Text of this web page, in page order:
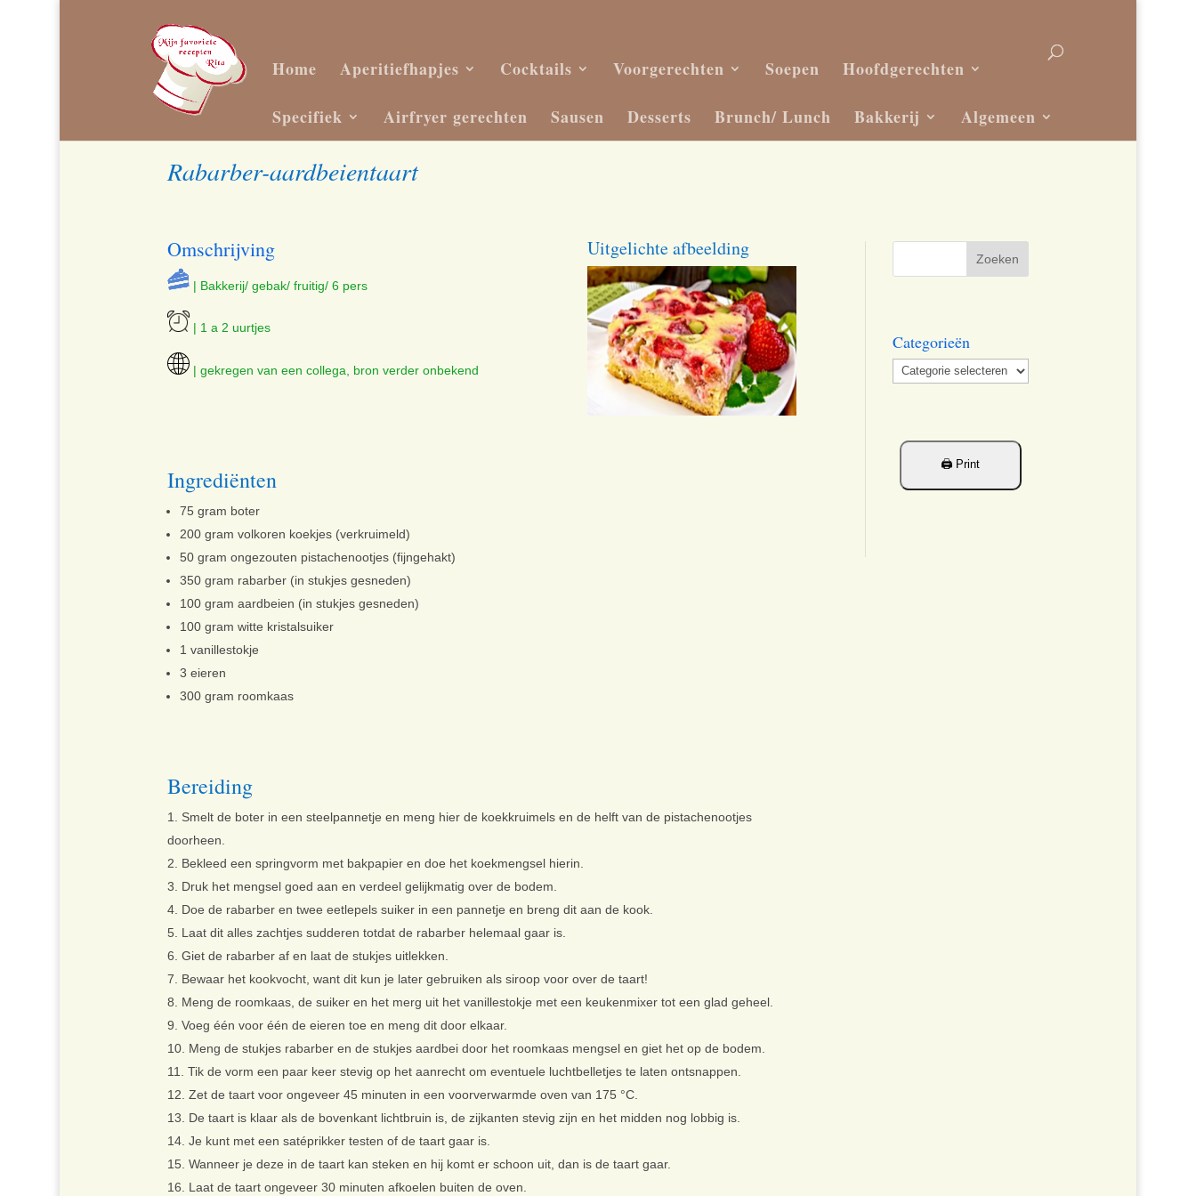
Home Aperitiefhapjes Cocktails Voorgerechten Soepen Hoofdgerechten
Specifiek Airfryer gerechten Sausen Desserts Brunch/ Lunch Bakkerij Algemeen
Rabarber-aardbeientaart
Omschrijving
| Bakkerij/ gebak/ fruitig/ 6 pers
| 1 a 2 uurtjes
| gekregen van een collega, bron verder onbekend
Uitgelichte afbeelding
Ingrediënten
75 gram boter
200 gram volkoren koekjes (verkruimeld)
50 gram ongezouten pistachenootjes (fijngehakt)
350 gram rabarber (in stukjes gesneden)
100 gram aardbeien (in stukjes gesneden)
100 gram witte kristalsuiker
1 vanillestokje
3 eieren
300 gram roomkaas
Bereiding
Smelt de boter in een steelpannetje en meng hier de koekkruimels en de helft van de pistachenootjes
doorheen.
Bekleed een springvorm met bakpapier en doe het koekmengsel hierin.
Druk het mengsel goed aan en verdeel gelijkmatig over de bodem.
Doe de rabarber en twee eetlepels suiker in een pannetje en breng dit aan de kook.
Laat dit alles zachtjes sudderen totdat de rabarber helemaal gaar is.
Giet de rabarber af en laat de stukjes uitlekken.
Bewaar het kookvocht, want dit kun je later gebruiken als siroop voor over de taart!
Meng de roomkaas, de suiker en het merg uit het vanillestokje met een keukenmixer tot een glad geheel.
Voeg één voor één de eieren toe en meng dit door elkaar.
Meng de stukjes rabarber en de stukjes aardbei door het roomkaas mengsel en giet het op de bodem.
Tik de vorm een paar keer stevig op het aanrecht om eventuele luchtbelletjes te laten ontsnappen.
Zet de taart voor ongeveer 45 minuten in een voorverwarmde oven van 175 °C.
De taart is klaar als de bovenkant lichtbruin is, de zijkanten stevig zijn en het midden nog lobbig is.
Je kunt met een satéprikker testen of de taart gaar is.
Wanneer je deze in de taart kan steken en hij komt er schoon uit, dan is de taart gaar.
Laat de taart ongeveer 30 minuten afkoelen buiten de oven.
Categorieën
Categorieën